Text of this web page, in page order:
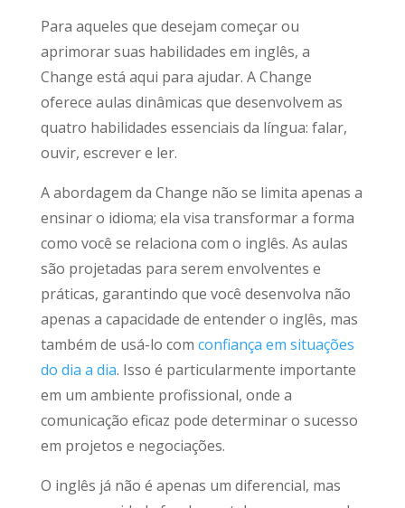
Para aqueles que desejam começar ou
aprimorar suas habilidades em inglês, a
Change está aqui para ajudar. A Change
oferece aulas dinâmicas que desenvolvem as
quatro habilidades essenciais da língua: falar,
ouvir, escrever e ler.
A abordagem da Change não se limita apenas a
ensinar o idioma; ela visa transformar a forma
como você se relaciona com o inglês. As aulas
são projetadas para serem envolventes e
práticas, garantindo que você desenvolva não
apenas a capacidade de entender o inglês, mas
também de usá-lo com confiança em situações
do dia a dia. Isso é particularmente importante
em um ambiente profissional, onde a
comunicação eficaz pode determinar o sucesso
em projetos e negociações.
O inglês já não é apenas um diferencial, mas